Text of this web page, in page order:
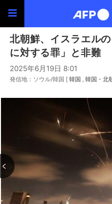
北朝鮮、イスラエル
に対する罪」と非難
2025年6月19日 8:01
発信地：ソウル/韓国 [ 韓国 韓国・北